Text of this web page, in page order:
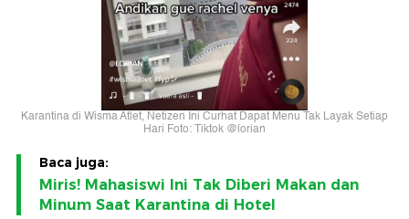
Karantina di Wisma Atlet, Netizen Ini Curhat Dapat Menu Tak Layak Setiap
Hari Foto: Tiktok @lorian
Baca juga:
Miris! Mahasiswi Ini Tak Diberi Makan dan
Minum Saat Karantina di Hotel